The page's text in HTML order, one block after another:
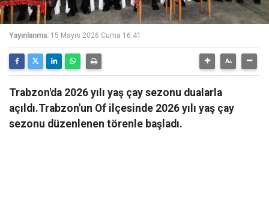
Yayınlanma: 15 Mayıs 2026 Cuma 16:41
Trabzon'da 2026 yılı yaş çay sezonu dualarla
açıldı.Trabzon'un Of ilçesinde 2026 yılı yaş çay
sezonu düzenlenen törenle başladı.